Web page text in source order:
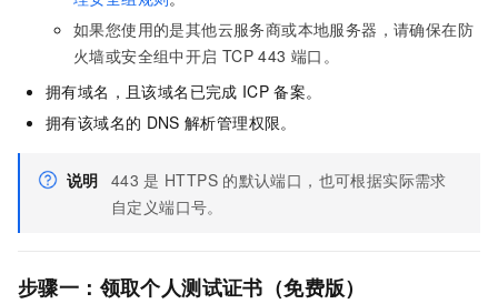
如果您使用的是其他云服务商或本地服务器，请确保在防
火墙或安全组中开启 TCP 443 端口。
拥有域名，且该域名已完成 ICP 备案。
拥有该域名的 DNS 解析管理权限。
说明 443 是 HTTPS 的默认端口，也可根据实际需求
自定义端口号。
步骤一：领取个人测试证书（免费版）